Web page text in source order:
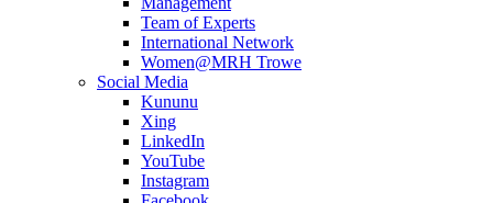
Team of Experts
International Network
Women@MRH Trowe
Social Media
Kununu
Xing
LinkedIn
YouTube
Instagram